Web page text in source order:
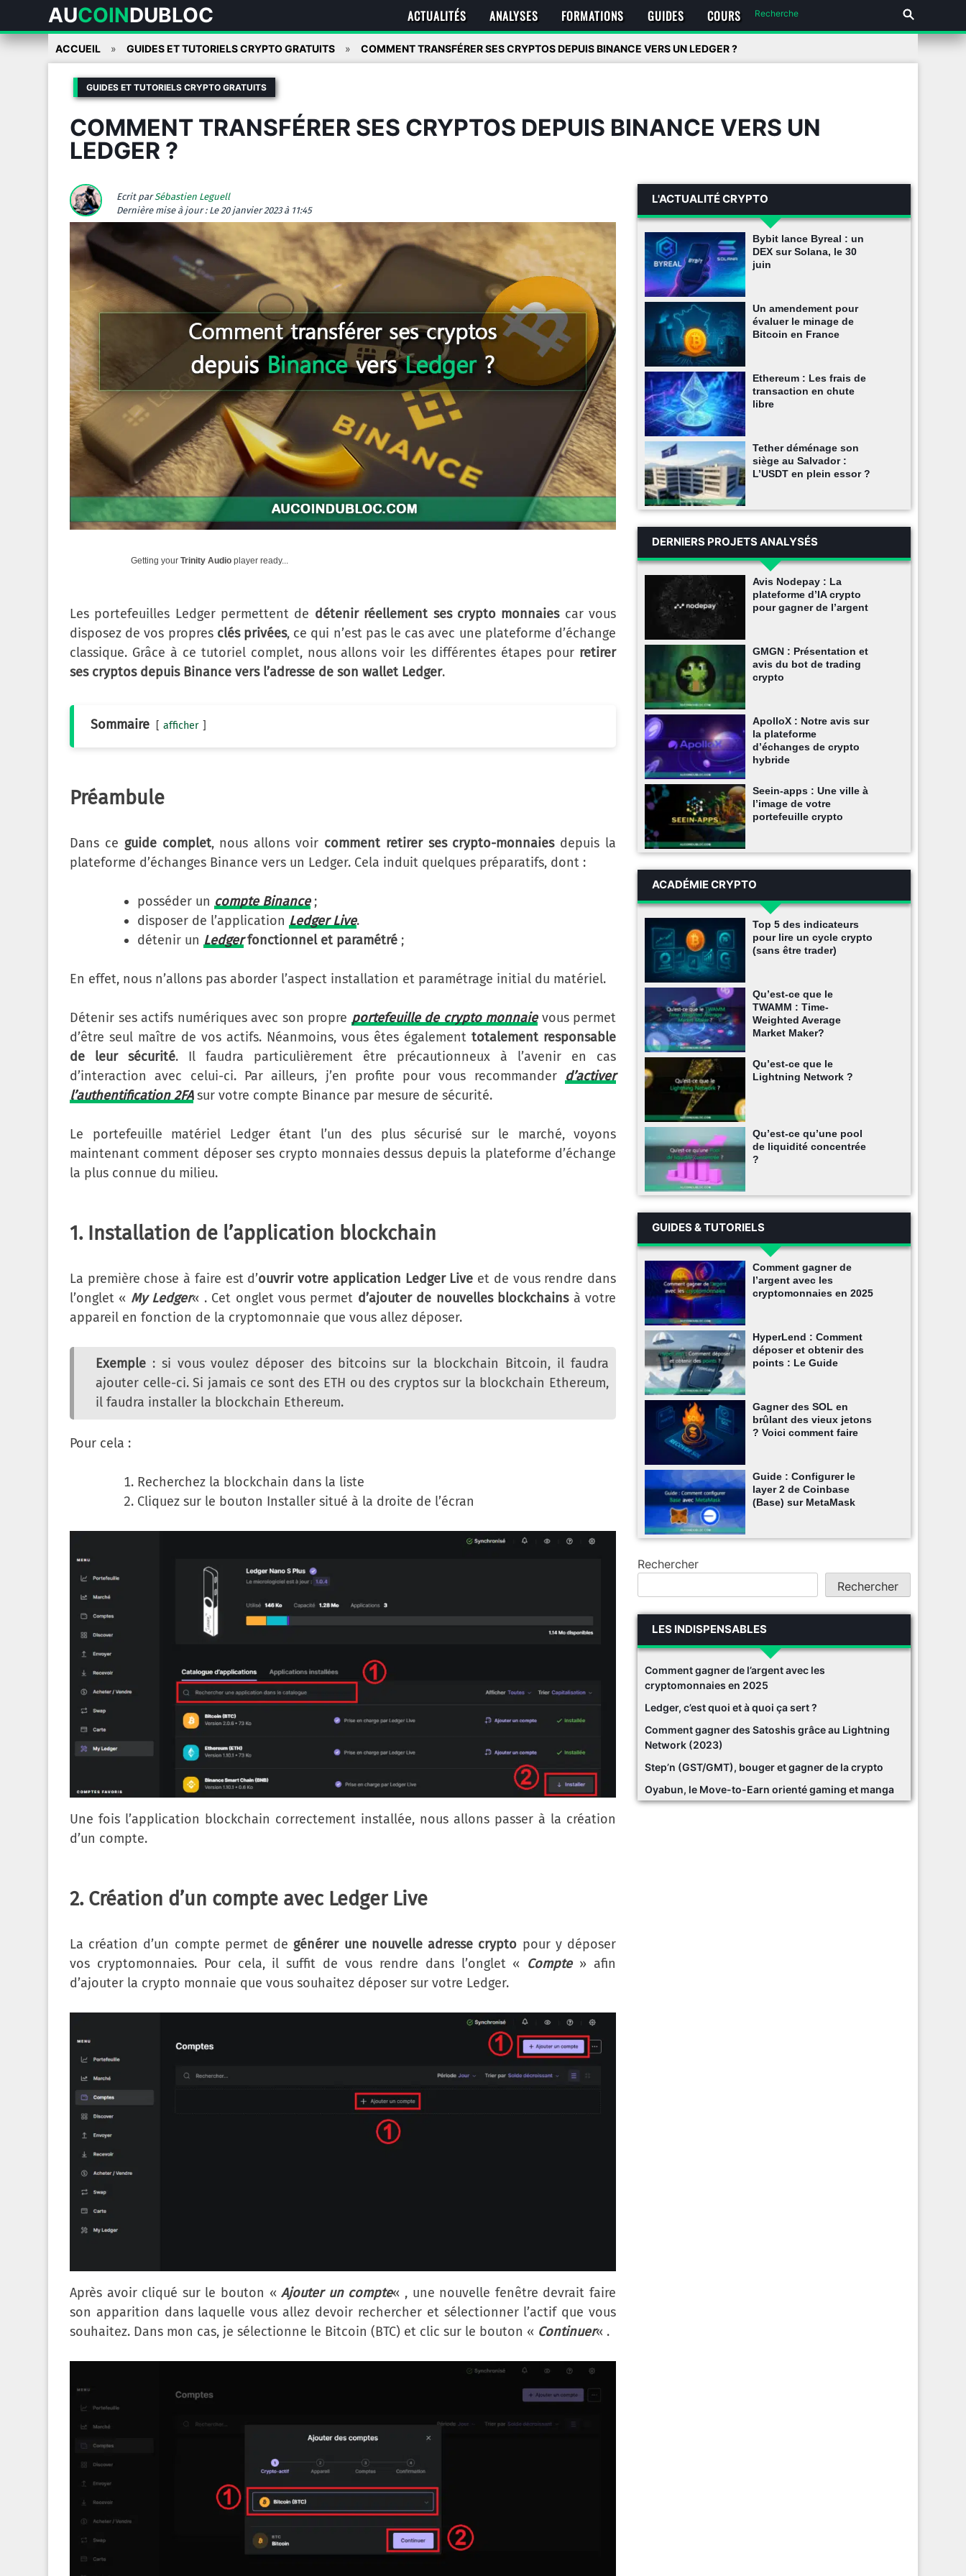
AUCOINDUBLOC ACTUALITÉS ANALYSES FORMATIONS GUIDES COURS
Skip
ACCUEIL GUIDES ET TUTORIELS CRYPTO GRATUITS COMMENT TRANSFÉRER SES CRYPTOS DEPUIS BINANCE VERS UN LEDGER ?
GUIDES ET TUTORIELS CRYPTO GRATUITS
COMMENT TRANSFÉRER SES CRYPTOS DEPUIS BINANCE VERS UN
LEDGER ?
Ecrit parSébastien Leguell
Dernière mise à jour : Le 20 janvier 2023 à 11:45
Getting your Trinity Audio player ready...
Les portefeuilles Ledger permettent de détenir réellement ses crypto monnaiescar vous
disposez de vos propres clés privées, ce qui n’est pas le cas avec une plateforme d’échange
classique. Grâce à ce tutoriel complet, nous allons voir les différentes étapes pour retirer
ses cryptos depuis Binance vers l’adresse de son wallet Ledger.
Sommaire afficher
Préambule
Dans ce guide complet, nous allons voir comment retirer ses crypto-monnaiesdepuis la
plateforme d’échanges Binance vers un Ledger. Cela induit quelques préparatifs, dont :
posséder un compte Binance;
disposer de l’application Ledger Live.
détenir un Ledger fonctionnel et paramétré ;
En effet, nous n’allons pas aborder l’aspect installation et paramétrage initial du matériel.
Détenir ses actifs numériques avec son propre portefeuille de crypto monnaievous permet
d’être seul maître de vos actifs. Néanmoins, vous êtes également totalement responsable
de leur sécurité. Il faudra particulièrement être précautionneux à l’avenir en cas
d’interaction avec celui-ci. Par ailleurs, j’en profite pour vous recommander d’activer
l’authentification 2FAsur votre compte Binance par mesure de sécurité.
Le portefeuille matériel Ledger étant l’un des plus sécurisé sur le marché, voyons
maintenant comment déposer ses crypto monnaies dessus depuis la plateforme d’échange
la plus connue du milieu.
1. Installation de l’application blockchain
La première chose à faire est d’ouvrir votre application Ledger Live et de vous rendre dans
l’onglet « My Ledger« . Cet onglet vous permet d’ajouter de nouvelles blockchainsà votre
appareil en fonction de la cryptomonnaie que vous allez déposer.
Exemple : si vous voulez déposer des bitcoins sur la blockchain Bitcoin, il faudra
ajouter celle-ci. Si jamais ce sont des ETH ou des cryptos sur la blockchain Ethereum,
il faudra installer la blockchain Ethereum.
Pour cela :
Recherchez la blockchain dans la liste
Cliquez sur le bouton Installer situé à la droite de l’écran
Une fois l’application blockchain correctement installée, nous allons passer à la création
d’un compte.
2. Création d’un compte avec Ledger Live
La création d’un compte permet de générer une nouvelle adresse crypto pour y déposer
vos cryptomonnaies. Pour cela, il suffit de vous rendre dans l’onglet « Compte» afin
d’ajouter la crypto monnaie que vous souhaitez déposer sur votre Ledger.
Après avoir cliqué sur le bouton «Ajouter un compte« , une nouvelle fenêtre devrait faire
son apparition dans laquelle vous allez devoir rechercher et sélectionner l’actif que vous
souhaitez. Dans mon cas, je sélectionne le Bitcoin (BTC) et clic sur le bouton « Continuer« .
L'ACTUALITÉ CRYPTO
Bybit lance Byreal : un
DEX sur Solana, le 30
juin
Un amendement pour
évaluer le minage de
Bitcoin en France
Ethereum : Les frais de
transaction en chute
libre
Tether déménage son
siège au Salvador :
L’USDT en plein essor ?
DERNIERS PROJETS ANALYSÉS
Avis Nodepay : La
plateforme d’IA crypto
pour gagner de l’argent
GMGN : Présentation et
avis du bot de trading
crypto
ApolloX : Notre avis sur
la plateforme
d’échanges de crypto
hybride
Seein-apps : Une ville à
l’image de votre
portefeuille crypto
ACADÉMIE CRYPTO
Top 5 des indicateurs
pour lire un cycle crypto
(sans être trader)
Qu’est-ce que le
TWAMM : Time-
Weighted Average
Market Maker?
Qu’est-ce que le
Lightning Network ?
Qu’est-ce qu’une pool
de liquidité concentrée
?
GUIDES & TUTORIELS
Comment gagner de
l’argent avec les
cryptomonnaies en 2025
HyperLend : Comment
déposer et obtenir des
points : Le Guide
Gagner des SOL en
brûlant des vieux jetons
? Voici comment faire
Guide : Configurer le
layer 2 de Coinbase
(Base) sur MetaMask
Rechercher
Rechercher
LES INDISPENSABLES
Comment gagner de l’argent avec les
cryptomonnaies en 2025
Ledger, c’est quoi et à quoi ça sert ?
Comment gagner des Satoshis grâce au Lightning
Network (2023)
Step’n (GST/GMT), bouger et gagner de la crypto
Oyabun, le Move-to-Earn orienté gaming et manga